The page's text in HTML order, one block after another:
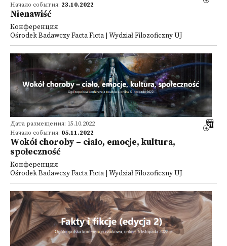
Начало события: 23.10.2022
Nienawiść
Конференция
Ośrodek Badawczy Facta Ficta | Wydział Filozoficzny UJ
Дата размещения: 15.10.2022
Начало события: 05.11.2022
Wokół choroby – ciało, emocje, kultura,
społeczność
Конференция
Ośrodek Badawczy Facta Ficta | Wydział Filozoficzny UJ